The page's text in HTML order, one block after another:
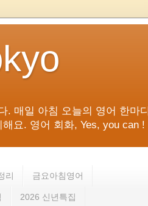
. 매일 아침 오늘의 영어 한마디
요. 영어 회화, Yes, you can !
리 금요아침영어
2026 신년특집